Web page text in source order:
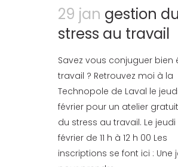
29 jan gestion du
stress au travail
Savez vous conjuguer bien
travail ? Retrouvez moi à la
Technopole de Laval le
février pour un atelier
du stress au travail. Le jeudi
février de 11 h à 12 h 00 Les
inscriptions se font ici : Une